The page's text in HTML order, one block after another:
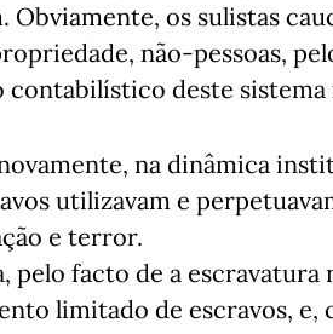
Obviamente, os sulistas
não-pessoas,
contabilístico deste sistema
na dinâmica
utilizavam e
e terror.
pelo facto de a escravatura
limitado de escravos, e,